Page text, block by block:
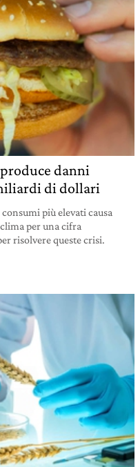
danni
di dollari
più elevati causa
per una cifra
risolvere queste crisi.